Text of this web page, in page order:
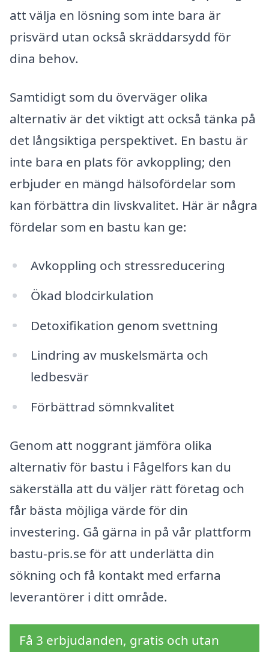
att välja en lösning som inte bara är
prisvärd utan också skräddarsydd för
dina behov.
Samtidigt som du överväger olika
alternativ är det viktigt att också tänka på
det långsiktiga perspektivet. En bastu är
inte bara en plats för avkoppling; den
erbjuder en mängd hälsofördelar som
kan förbättra din livskvalitet. Här är några
fördelar som en bastu kan ge:
Avkoppling och stressreducering
Ökad blodcirkulation
Detoxifikation genom svettning
Lindring av muskelsmärta och
ledbesvär
Förbättrad sömnkvalitet
Genom att noggrant jämföra olika
alternativ för bastu i Fågelfors kan du
säkerställa att du väljer rätt företag och
får bästa möjliga värde för din
investering. Gå gärna in på vår plattform
bastu-pris.se för att underlätta din
sökning och få kontakt med erfarna
leverantörer i ditt område.
Få 3 erbjudanden, gratis och utan